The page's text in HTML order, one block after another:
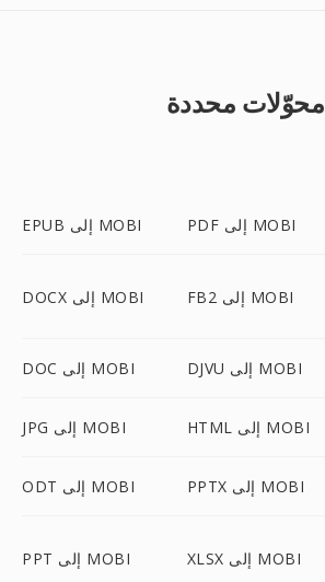
محوّلات محددة
EPUB إلى MOBI PDF إلى MOBI
DOCX إلى MOBI FB2 إلى MOBI
DOC إلى MOBI DJVU إلى MOBI
JPG إلى MOBI HTML إلى MOBI
ODT إلى MOBI PPTX إلى MOBI
PPT إلى MOBI XLSX إلى MOBI